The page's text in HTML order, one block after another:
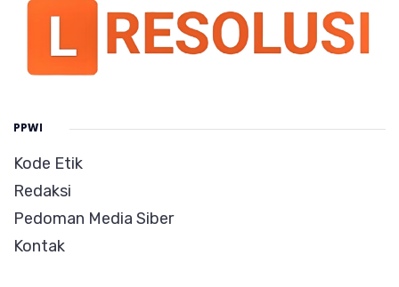
PPWI
Kode Etik
Redaksi
Pedoman Media Siber
Kontak